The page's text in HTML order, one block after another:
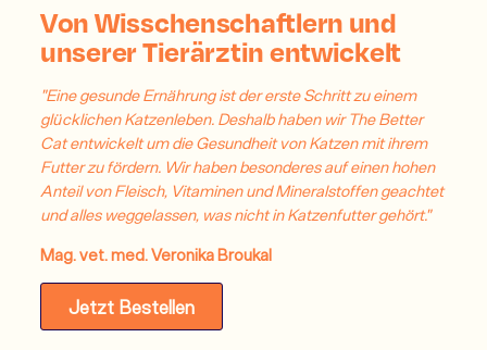
Von Wisschenschaftlern und
unserer Tierärztin entwickelt
"Eine gesunde Ernährung ist der erste Schritt zu einem
glücklichen Katzenleben. Deshalb haben wir The Better
Cat entwickelt um die Gesundheit von Katzen mit ihrem
Futter zu fördern. Wir haben besonderes auf einen hohen
Anteil von Fleisch, Vitaminen und Mineralstoffen geachtet
und alles weggelassen, was nicht in Katzenfutter gehört."
Mag. vet. med. Veronika Broukal
Jetzt Bestellen